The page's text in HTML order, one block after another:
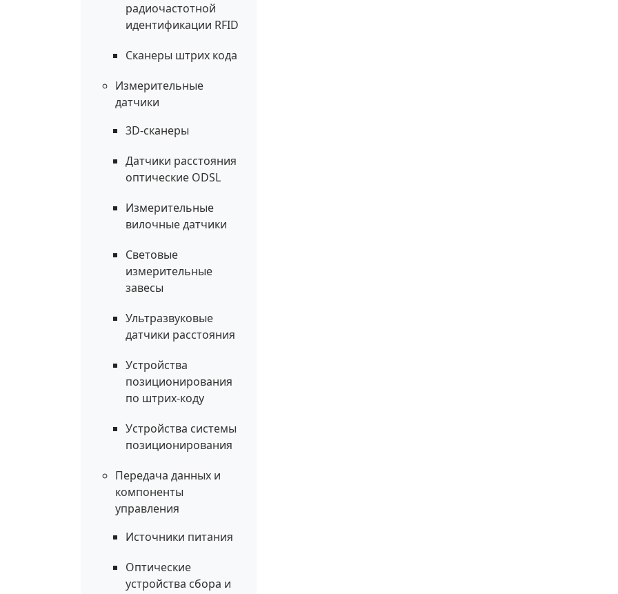
радиочастотной
идентификации RFID
Сканеры штрих кода
Измерительные
датчики
3D-сканеры
Датчики расстояния
оптические ODSL
Измерительные
вилочные датчики
Световые
измерительные
завесы
Ультразвуковые
датчики расстояния
Устройства
позиционирования
по штрих-коду
Устройства системы
позиционирования
Передача данных и
компоненты
управления
Источники питания
Оптические
устройства сбора и